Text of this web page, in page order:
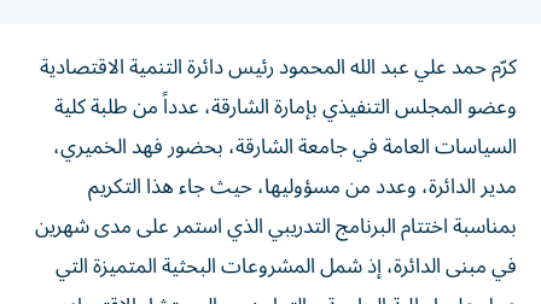
كرّم حمد علي عبد الله المحمود رئيس دائرة التنمية الاقتصادية
وعضو المجلس التنفيذي بإمارة الشارقة، عدداً من طلبة كلية
السياسات العامة في جامعة الشارقة، بحضور فهد الخميري،
مدير الدائرة، وعدد من مسؤوليها، حيث جاء هذا التكريم
بمناسبة اختتام البرنامج التدريبي الذي استمر على مدى شهرين
في مبنى الدائرة، إذ شمل المشروعات البحثية المتميزة التي